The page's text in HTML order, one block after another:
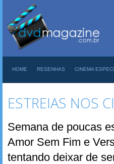
HOME RESENHAS CINEMA
ESTREIAS NOS
Semana de poucas
Amor Sem Fim e
tentando deixar de